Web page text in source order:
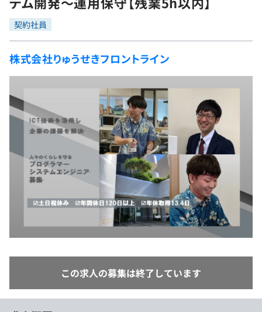
インターン
新卒エージェント
インタビュー
問題集
4択課題
リファレンス
個人向けプラン
法人向けプラン
学校向けプラン
プログラミング言語
再チャレンジ結果一覧
ゲーム・マンガ
Tech Team Journal
paiza times
note
paizaとは？
契約社員
株式会社りゅうせきフロントライン
この求人の募集は終了しています